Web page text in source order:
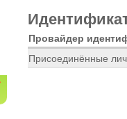
Провайдер
Присоединённые